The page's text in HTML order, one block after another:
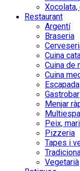
Restaurant
Argentí
Braseria
Cuina
Cuina de
Cuina
Escapada
Gastrobar
Menjar
Peix,
Pizzeria
Tapes i
Vegetarià